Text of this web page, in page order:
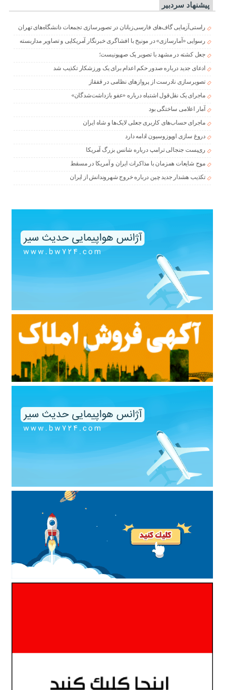
پیشنهاد سردبیر
راستی‌آزمایی گاف‌های فارسی‌زبانان در تصویرسازی تجمعات دانشگاه‌های تهران
رسوایی «آمارسازی» در مونیخ با افشاگری خبرنگار آمریکایی و تصاویر مداربسته
جعل کشته در مشهد با تصویر یک صهیونیست؛
ادعای جدید درباره صدور حکم اعدام برای یک ورزشکار تکذیب شد
تصویرسازی نادرست از پروازهای نظامی در قفقاز
ماجرای یک نقل‌قول اشتباه درباره «عفو بازداشت‌شدگان»
آمار اعلامی ساختگی بود
ماجرای حساب‌های کاربری جعلی لایک‌ها و شاه ایران
دروغ سازی اوپوزوسیون ادامه دارد
ری‌پست جنجالی ترامپ درباره شانس بزرگ آمریکا
موج شایعات همزمان با مذاکرات ایران و آمریکا در مسقط
تکذیب هشدار جدید چین درباره خروج شهروندانش از ایران